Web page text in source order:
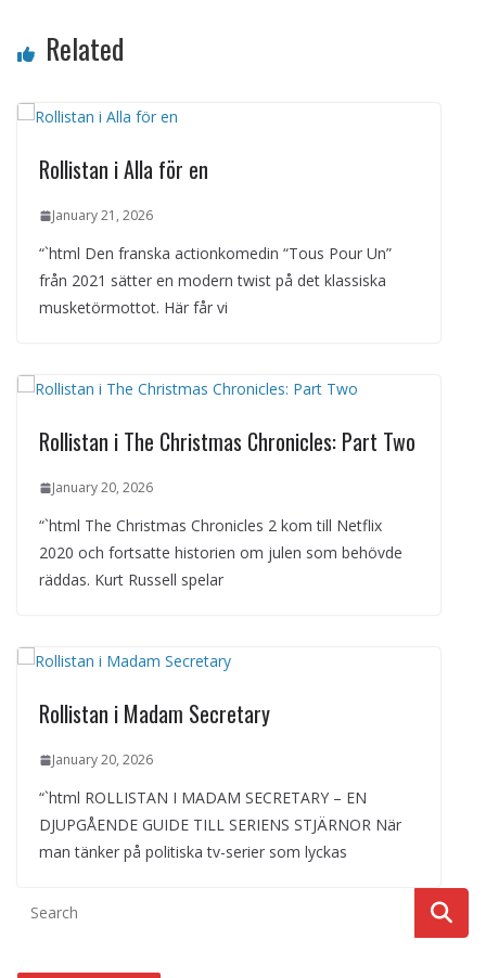
Related
Rollistan i Alla för en
January 21, 2026
“`html Den franska actionkomedin “Tous Pour Un”
från 2021 sätter en modern twist på det klassiska
musketörmottot. Här får vi
Rollistan i The Christmas Chronicles: Part Two
January 20, 2026
“`html The Christmas Chronicles 2 kom till Netflix
2020 och fortsatte historien om julen som behövde
räddas. Kurt Russell spelar
Rollistan i Madam Secretary
January 20, 2026
“`html ROLLISTAN I MADAM SECRETARY – EN
DJUPGÅENDE GUIDE TILL SERIENS STJÄRNOR När
man tänker på politiska tv-serier som lyckas